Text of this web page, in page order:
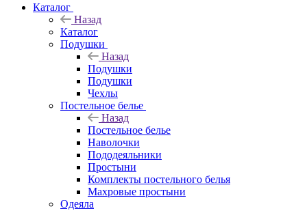
Каталог
Назад
Каталог
Подушки
Назад
Подушки
Подушки
Чехлы
Постельное белье
Назад
Постельное белье
Наволочки
Пододеяльники
Простыни
Комплекты постельного белья
Махровые простыни
Одеяла